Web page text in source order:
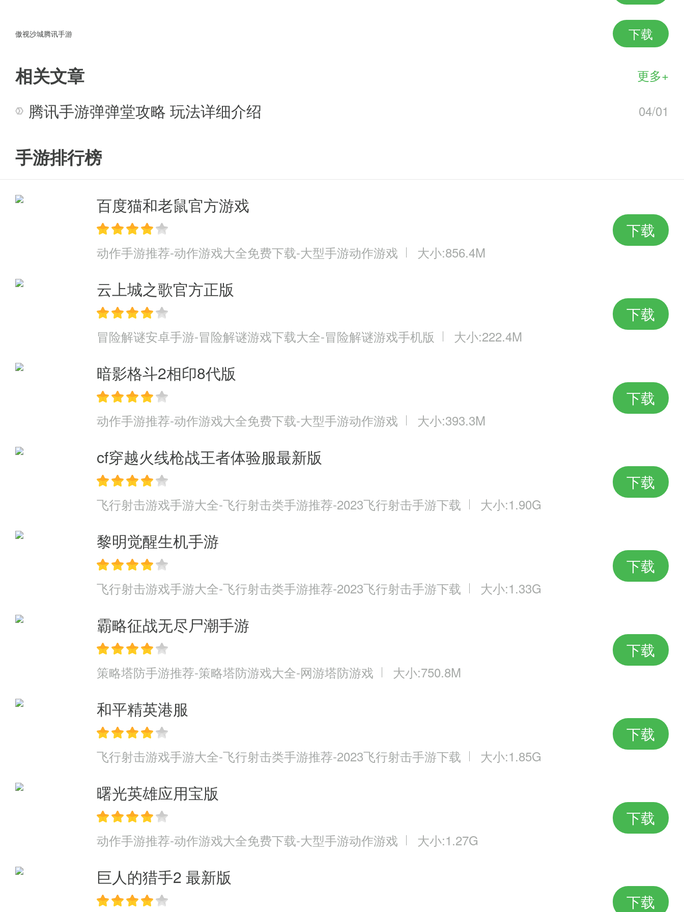
1、技巧：大脑比肌肉强
这是很讲搭配的游戏，三星打了半天打不过的本，二星组合一下居然能过。不同的技能配合是会出现不
2、星级可以升，没有最好的卡，只有适合的卡
这点跟第3点差不多，不同的本，比如免疫物理伤害的，你用3星精灵王子怎么也过不了，用个一星升二
星的凯瑟琳就过了。没错!星级可以升，而且碎片没有想象中难出，实际上产出还蛮高的，就在地下城。
3、钻石不仅仅来自充值
这句话很重要!因为这意味着我并非一定要氪金，事实上，很多地方有钻石收获。比如通关，比如段位，
比如副本，基本上你每天把所有活动做完就能有不错的钻石收益，这意味着省了一大笔钱，看上去还跟
小R差不多，当然，如果你要成为战神，还是需要氪点金的。
4、运气很重要
这话适用于任何卡牌游戏，楼主很幸运，第一天攒的刚刚好抽到美杜莎，这个大杀器啊~，第二天抽到了
凯兰崔尔这个大奶!另外登录次日还送了吸血伯爵，这基本奠定了只要不自己作死就不会死得太惨的基础
了。哇咔咔，事实证明，楼楼我的RP值很不错呢~
当然也有一次攒了好久的钻霍霍了，一个三星都没有，还好坚持下去了，又得到了菲利克斯!卖下萌~~哇
咔咔!
傲视沙城腾讯手游 下载
相关文章 更多+
腾讯手游弹弹堂攻略 玩法详细介绍 04/01
手游排行榜
百度猫和老鼠官方游戏
动作手游推荐-动作游戏大全免费下载-大型手游动作游戏 大小:856.4M
下载
云上城之歌官方正版
冒险解谜安卓手游-冒险解谜游戏下载大全-冒险解谜游戏手机版 大小:222.4M
下载
暗影格斗2相印8代版
动作手游推荐-动作游戏大全免费下载-大型手游动作游戏 大小:393.3M
下载
cf穿越火线枪战王者体验服最新版
飞行射击游戏手游大全-飞行射击类手游推荐-2023飞行射击手游下载 大小:1.90G
下载
黎明觉醒生机手游
飞行射击游戏手游大全-飞行射击类手游推荐-2023飞行射击手游下载 大小:1.33G
下载
霸略征战无尽尸潮手游
策略塔防手游推荐-策略塔防游戏大全-网游塔防游戏 大小:750.8M
下载
和平精英港服
飞行射击游戏手游大全-飞行射击类手游推荐-2023飞行射击手游下载 大小:1.85G
下载
曙光英雄应用宝版
动作手游推荐-动作游戏大全免费下载-大型手游动作游戏 大小:1.27G
下载
巨人的猎手2 最新版
下载